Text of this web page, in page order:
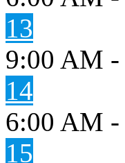
13
9:00 AM -
14
6:00 AM -
15